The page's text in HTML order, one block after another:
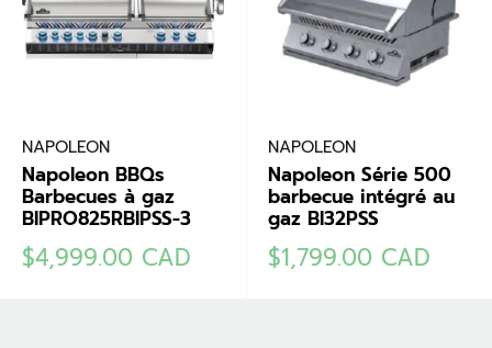
NAPOLEON
Napoleon BBQs
Barbecues à gaz
BIPRO825RBIPSS-3
Prix
réduit
$4,999.00 CAD
NAPOLEON
Napoleon Série 500
barbecue intégré au
gaz BI32PSS
Prix
réduit
$1,799.00 CAD